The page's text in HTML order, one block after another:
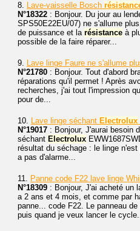
8. Lave-vaisselle Bosch
N°18322 : Bonjour. Du jour au
SPS50E22EU/07) ne s'allume
de puissance et la résistance à
possible de la faire réparer...
9. Lave linge Faure ne s'allume
N°21780 : Bonjour. Tout d'abord
réparations qu'il permet ! Après
recherches, j'ai tout l'impression
pour de...
10. Lave linge séchant Electrolux
N°19017 : Bonjour, J'aurai besoin
séchant Electrolux
résultat du séchage : le linge
a pas d'alarme...
11. Panne code F22 lave linge
N°18309 : Bonjour, J'ai acheté un
a 2 ans et 4 mois, et comme par
panne... code F22. Le panneau
puis quand je veux lancer le